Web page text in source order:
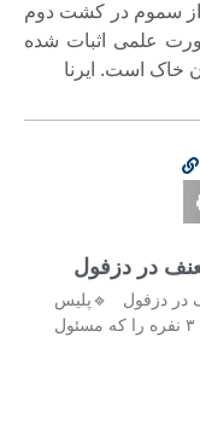
از سموم در کشت دوم
علمی اثبات شده
خاک است. ایرنا
در دزفول
در دزفول 🔹پلیس
دزفول موفق شد یک باند ۳ نفره را که مسئول